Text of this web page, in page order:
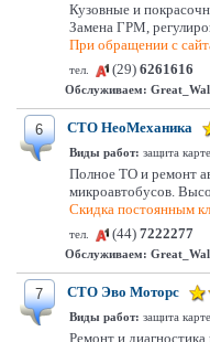
Кузовные и
Замена ГРМ,
При обращении с
тел. (29) 6261616
Обслуживаем:
6 СТО НеоМеханика
Виды работ: защита
Полное ТО и ремонт
микроавтобусов.
Скидка постоянным
тел. (44) 7222277
Обслуживаем:
7 СТО Эво Моторс
Виды работ: защита
Ремонт и